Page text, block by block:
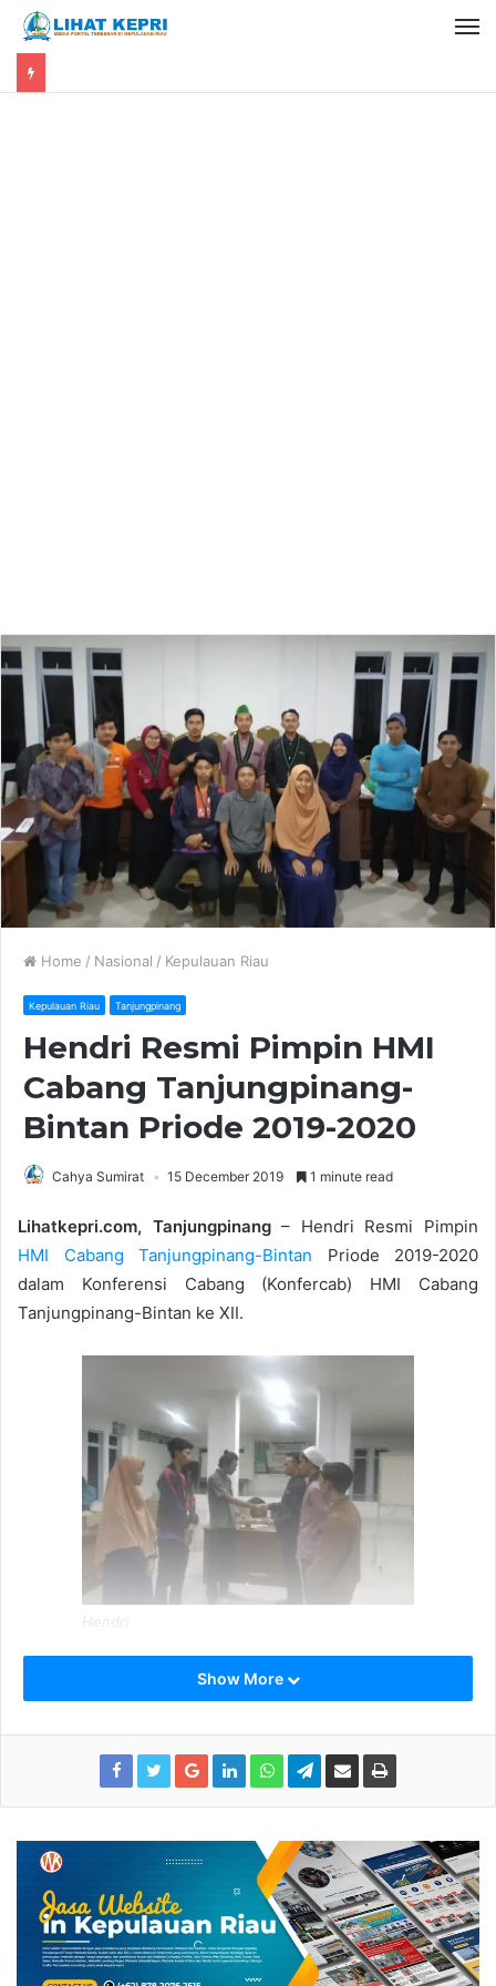
Home / Nasional / Kepulauan Riau
Kepulauan Riau Tanjungpinang
Hendri Resmi Pimpin HMI
Cabang Tanjungpinang-
Bintan Priode 2019-2020
Cahya Sumirat 15 December 2019 1 minute read
Lihatkepri.com, Tanjungpinang– Hendri Resmi Pimpin
HMI Cabang Tanjungpinang-Bintan Priode 2019-2020
dalam Konferensi Cabang (Konfercab) HMI Cabang
Tanjungpinang-Bintan ke XII.
Hendri
Setelah melewati seluruh kreteria pencalonan, Hendri
yang merupakan mahasiswa Stisipol Raja Haji
Tanjungpinang ini ditetapkan sebagai Formatur HMI
Cabang Tanjungpinang-Bintan, Minggu (15/12/2019) di
Sekertariat Graha Insan Cita Tajungpinang.
Sejak awal Konfercab dibuka, Sabtu (11/12/2019), Dinamika
yang luar biasa dalam forum telah beradu Ide, gagasan,
dan Taktik begitu terasa. Sekalipun terjadi penundaan
persidangan skorsing, hal ini merupakan dinamika Cabang
HMI Cabang Tanjungpinang-Bintan yang diharapkan dapat
Show More